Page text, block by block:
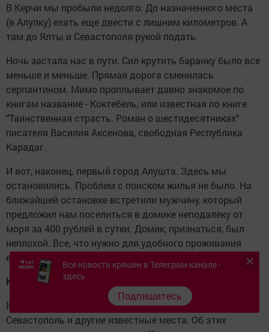
В Керчи мы пробыли недолго. До назначенного места
(в Алупку) ехать еще двести с лишним километров. А
там до Ялты и Севастополя рукой подать.
Ночь застала нас в пути. Сил крутить баранку было все
меньше и меньше. Прямая дорога сменилась
серпантином. Мимо проплывает давно знакомое по
книгам название - Коктебель, или известная по книге
"Таинственная страсть. Роман о шестидесятниках"
писателя Василия Аксенова, свободная Республика
Карадаг.
И вот, наконец, первый город Алушта. Здесь мы
остановились. Проблем с поиском жилья не было. На
ближайшей остановке встретили мужчину, который
предложил нам поселиться в домике неподалеку от
моря за 400 рублей в сутки. Домик, признаться, был
неплохой. Все, что нужно для удобного проживания
есть: две комнаты, туалет, ванна...
Крым - незыблемая красота
Мы решили посетить знаменитые города Крыма: Ялту,
Севастополь и другие известные места. Об этих
Все новости кряшен в Телеграм-канале -
здесь
Подпишитесь